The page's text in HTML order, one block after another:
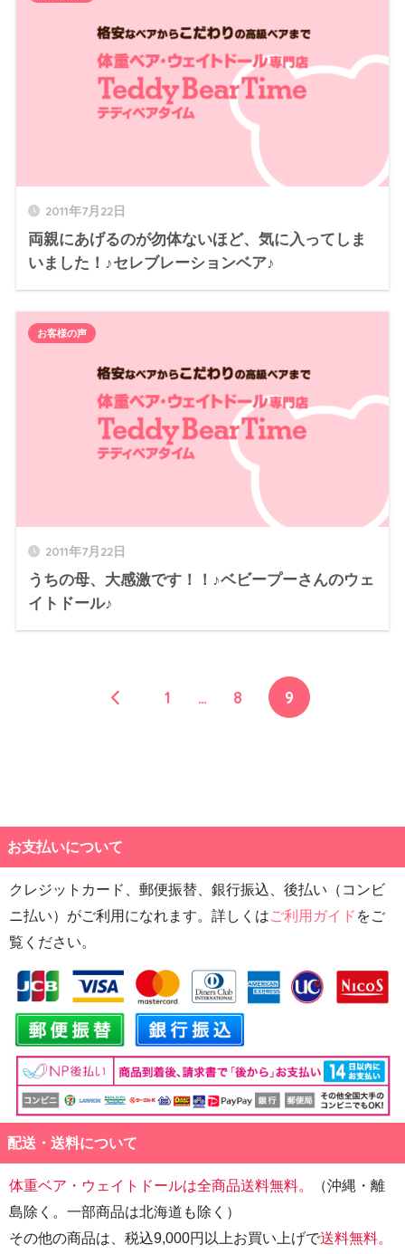
2011年7月22日
両親にあげるのが勿体ないほど、気に入ってしま
いました！♪セレブレーションベア♪
2011年7月22日
うちの母、大感激です！！♪ベビープーさんのウェ
イトドール♪
お客様の声
1 … 8 9
お支払いについて
クレジットカード、郵便振替、銀行振込、後払い（コンビ
ニ払い）がご利用になれます。詳しくはご利用ガイド をご
覧ください。
配送・送料について
体重ベア・ウェイトドールは全商品送料無料。
（沖縄・離
島除く。一部商品は北海道も除く）
その他の商品は、税込9,000円以上お買い上げで送料無料。